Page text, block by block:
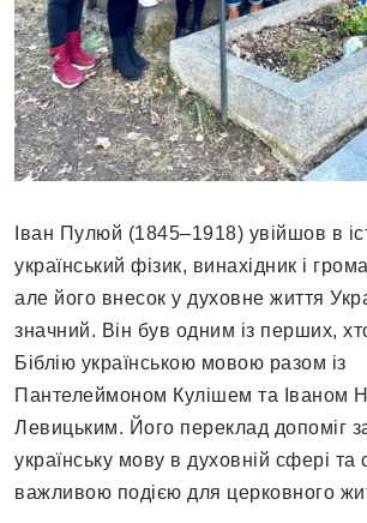
Іван Пулюй (1845–1918) увійшов в
український фізик, винахідник і
але його внесок у духовне життя
значний. Він був одним із перших,
Біблію українською мовою разом із
Пантелеймоном Кулішем та Іваном
Левицьким. Його переклад допоміг
українську мову в духовній сфері та
важливою подією для церковного